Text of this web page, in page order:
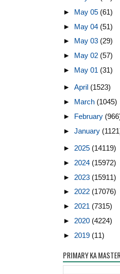
► May 05 (61)
► May 04 (51)
► May 03 (29)
► May 02 (57)
► May 01 (31)
► April (1523)
► March (1045)
► February
► January
► 2025 (14119)
► 2024 (15972)
► 2023 (15911)
► 2022 (17076)
► 2021 (7315)
► 2020 (4224)
► 2019 (11)
PRIMARY KA